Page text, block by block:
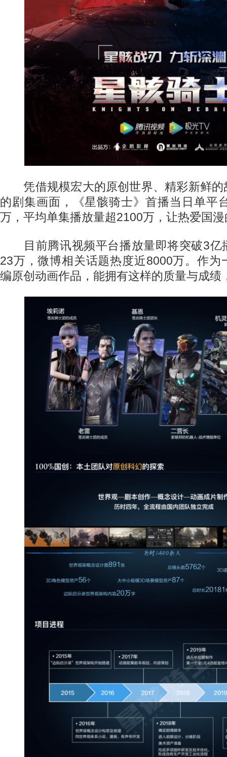
凭借规模宏大的原创世界、精彩新鲜的
的剧集画面，《星骸骑士》首播当日单平
万，平均单集播放量超2100万，让热爱国
目前腾讯视频平台播放量即将突破3亿
23万，微博相关话题热度近8000万。作为
编原创动画作品，能拥有这样的质量与成绩